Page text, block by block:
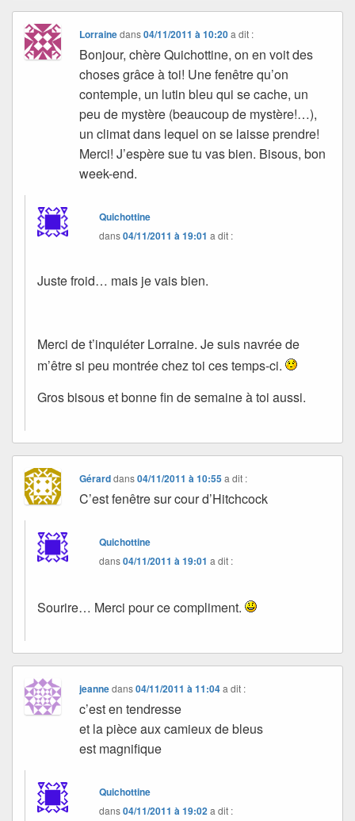
Lorrainedans04/11/2011 à 10:20 a dit :
Bonjour, chère Quichottine, on en voit des
choses grâce à toi! Une fenêtre qu’on
contemple, un lutin bleu qui se cache, un
peu de mystère (beaucoup de mystère!…),
un climat dans lequel on se laisse prendre!
Merci! J’espère sue tu vas bien. Bisous, bon
week-end.
Quichottine
dans04/11/2011 à 19:01 a dit :
Juste froid… mais je vais bien.
Merci de t’inquiéter Lorraine. Je suis navrée de
m’être si peu montrée chez toi ces temps-ci.
Gros bisous et bonne fin de semaine à toi aussi.
Gérarddans04/11/2011 à 10:55 a dit :
C’est fenêtre sur cour d’Hitchcock
Quichottine
dans04/11/2011 à 19:01 a dit :
Sourire… Merci pour ce compliment.
jeannedans04/11/2011 à 11:04 a dit :
c’est en tendresse
et la pièce aux camieux de bleus
est magnifique
Quichottine
dans04/11/2011 à 19:02a dit :